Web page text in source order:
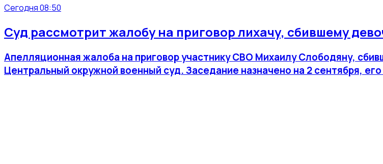
Сегодня 08:50
Суд рассмотрит жалобу на приговор лихачу, сбившему
Апелляционная жалоба на приговор участнику СВО Михаилу Слободяну,
Центральный окружной военный суд. Заседание назначено на 2 сентября,